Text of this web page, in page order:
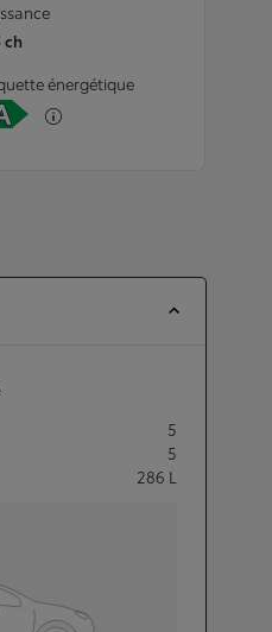
ch
énergétique
5
5
286 L